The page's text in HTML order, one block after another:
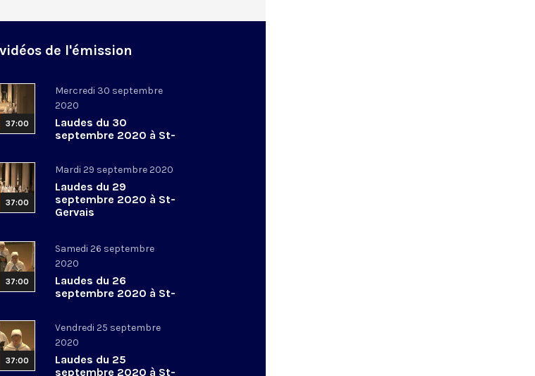
de l'émission
37:00
Mercredi 30 septembre
2020
Laudes du 30
septembre 2020 à St-
37:00
Mardi 29 septembre 2020
Laudes du 29
septembre 2020 à St-
Gervais
37:00
Samedi 26 septembre
2020
Laudes du 26
septembre 2020 à St-
37:00
Vendredi 25 septembre
2020
Laudes du 25
septembre 2020 à St-